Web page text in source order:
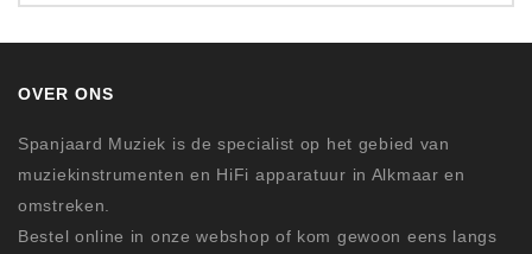
OVER ONS
Spanjaard Muziek is de specialist op het gebied van
muziekinstrumenten en HiFi apparatuur in Alkmaar en
omstreken.
Bestel online in onze webshop of kom gewoon eens langs